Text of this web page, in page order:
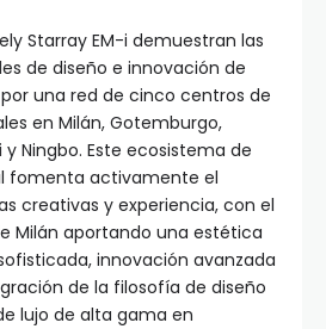
Starray EM-i demuestran las
de diseño e innovación de
una red de cinco centros de
en Milán, Gotemburgo,
Ningbo. Este ecosistema de
fomenta activamente el
creativas y experiencia, con el
Milán aportando una estética
innovación avanzada
de la filosofía de diseño
lujo de alta gama en